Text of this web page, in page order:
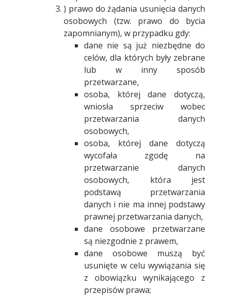
) prawo do żądania usunięcia danych
osobowych (tzw. prawo do bycia
zapomnianym), w przypadku gdy:
dane nie są już niezbędne do
celów, dla których były zebrane
lub w inny sposób
przetwarzane,
osoba, której dane dotyczą,
wniosła sprzeciw wobec
przetwarzania danych
osobowych,
osoba, której dane dotyczą
wycofała zgodę na
przetwarzanie danych
osobowych, która jest
podstawą przetwarzania
danych i nie ma innej podstawy
prawnej przetwarzania danych,
dane osobowe przetwarzane
są niezgodnie z prawem,
dane osobowe muszą być
usunięte w celu wywiązania się
z obowiązku wynikającego z
przepisów prawa;